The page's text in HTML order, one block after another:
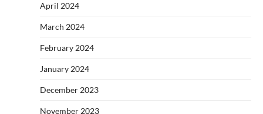
April 2024
March 2024
February 2024
January 2024
December 2023
November 2023